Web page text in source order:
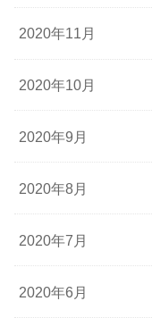
2020年11月
2020年10月
2020年9月
2020年8月
2020年7月
2020年6月